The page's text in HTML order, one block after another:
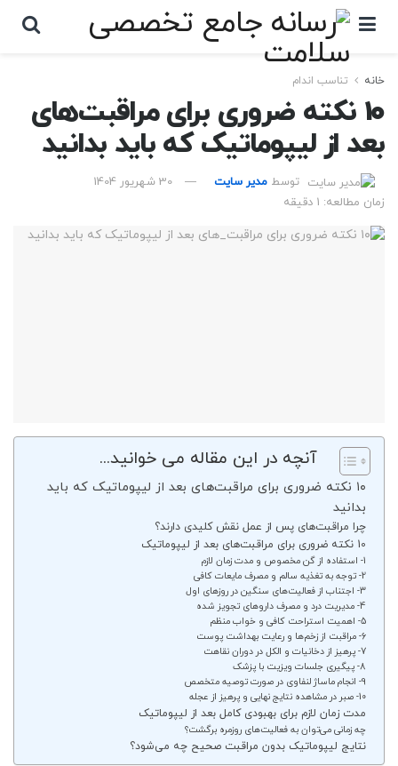
خانه تناسب اندام
10 نکته ضروری برای مراقبت‌های
بعد از لیپوماتیک که باید بدانید
توسط مدیر سایت
30 شهریور 1404
زمان مطالعه: 1 دقیقه
آنچه در این مقاله می خوانید...
۱۰ نکته ضروری برای مراقبت‌های بعد از لیپوماتیک که باید
بدانید
چرا مراقبت‌های پس از عمل نقش کلیدی دارند؟
10 نکته ضروری برای مراقبت‌های بعد از لیپوماتیک
1- استفاده از گن مخصوص و مدت زمان لازم
2- توجه به تغذیه سالم و مصرف مایعات کافی
3- اجتناب از فعالیت‌های سنگین در روزهای اول
4- مدیریت درد و مصرف داروهای تجویز شده
5- اهمیت استراحت کافی و خواب منظم
6- مراقبت از زخم‌ها و رعایت بهداشت پوست
7- پرهیز از دخانیات و الکل در دوران نقاهت
8- پیگیری جلسات ویزیت با پزشک
9- انجام ماساژ لنفاوی در صورت توصیه متخصص
10- صبر در مشاهده نتایج نهایی و پرهیز از عجله
مدت زمان لازم برای بهبودی کامل بعد از لیپوماتیک
چه زمانی می‌توان به فعالیت‌های روزمره برگشت؟
نتایج لیپوماتیک بدون مراقبت صحیح چه می‌شود؟